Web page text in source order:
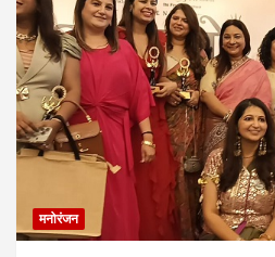
मनोरंजन